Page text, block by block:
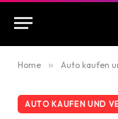
Home » Auto kaufen
AUTO KAUFEN UND